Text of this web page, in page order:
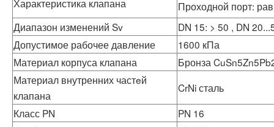
Характеристика клапана
Проходной порт:
Диапазон изменений Sv
DN 15: > 50 , DN
Допустимое рабочее давление
1600 кПа
Материал корпуса клапана
Бронза
Материал внутренних частeй
клапана
CrNi сталь
Класс PN
PN 16